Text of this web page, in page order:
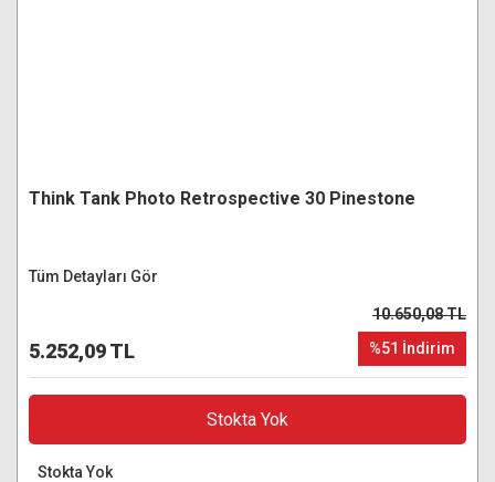
Think Tank Photo Retrospective 30 Pinestone
Tüm Detayları Gör
5.252,09 TL
10.650,08 TL
%51 İndirim
Stokta Yok
Stokta Yok